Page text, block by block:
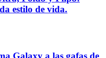
Fold8 y Flip8:
estilo de vida.